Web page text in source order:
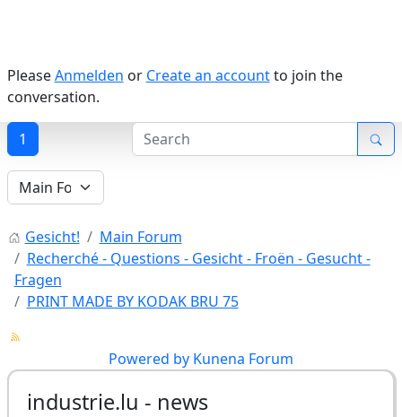
PleaseAnmelden or Create an accountto join the
conversation.
1
Gesicht!
Main Forum
Recherché - Questions - Gesicht - Froën - Gesucht -
Fragen
PRINT MADE BY KODAK BRU 75
Powered by Kunena Forum
industrie.lu - news